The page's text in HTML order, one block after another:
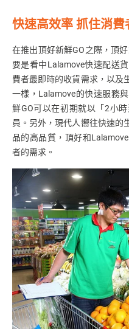
快速高效率 抓住消費
在推出頂好新鮮GO之際，頂
要是看中Lalamove快速配送
費者最即時的收貨需求，以及
一樣，Lalamove的快速服務
鮮GO可以在初期就以「2小
員。另外，現代人嚮往快速的
品的高品質，頂好和
者的需求。